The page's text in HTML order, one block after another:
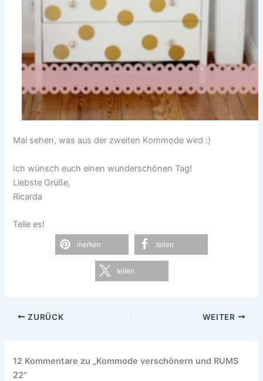
Mal sehen, was aus der zweiten Kommode wird :)
Ich wünsch euch einen wunderschönen Tag!
Liebste Grüße,
Ricarda
Teile es!
merken teilen
teilen
ZURÜCK WEITER
12 Kommentare zu „Kommode verschönern und RUMS
22“